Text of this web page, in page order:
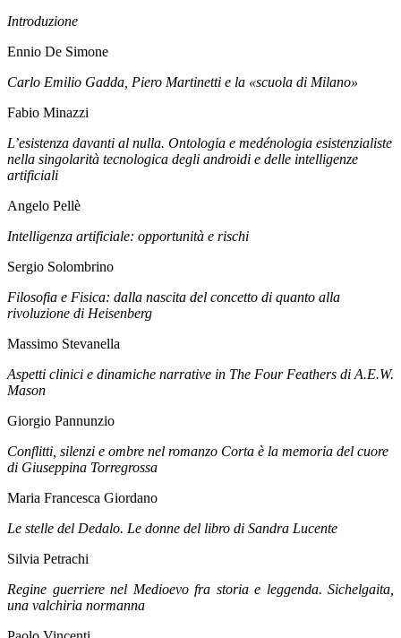
Introduzione
Ennio De Simone
Carlo Emilio Gadda, Piero Martinetti e la «scuola di Milano»
Fabio Minazzi
L’esistenza davanti al nulla. Ontologia e medénologia esistenzialiste
nella singolarità tecnologica degli androidi e delle intelligenze
artificiali
Angelo Pellè
Intelligenza artificiale: opportunità e rischi
Sergio Solombrino
Filosofia e Fisica: dalla nascita del concetto di quanto alla
rivoluzione di Heisenberg
Massimo Stevanella
Aspetti clinici e dinamiche narrative in The Four Feathers di A.E.W.
Mason
Giorgio Pannunzio
Conflitti, silenzi e ombre nel romanzo Corta è la memoria del cuore
di Giuseppina Torregrossa
Maria Francesca Giordano
Le stelle del Dedalo. Le donne del libro di Sandra Lucente
Silvia Petrachi
Regine guerriere nel Medioevo fra storia e leggenda. Sichelgaita,
una valchiria normanna